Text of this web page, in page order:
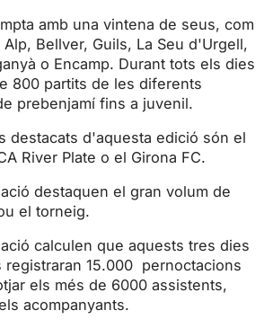
s
c
r
n
amb una vintena de seus, com
Bellver, Guils, La Seu d'Urgell,
o Encamp. Durant tots els dies
800 partits de les diferents
prebenjamí fins a juvenil.
destacats d'aquesta edició són el
River Plate o el Girona FC.
destaquen el gran volum de
el torneig.
calculen que aquests tres dies
registraran 15.000 pernoctacions
els més de 6000 assistents,
acompanyants.